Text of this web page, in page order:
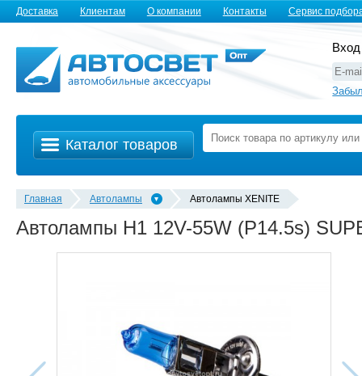
Доставка Клиентам О компании Контакты Сервис
Каталог товаров
Главная Автолампы Автолампы XENITE
Автолампы H1 12V-55W (P14.5s)